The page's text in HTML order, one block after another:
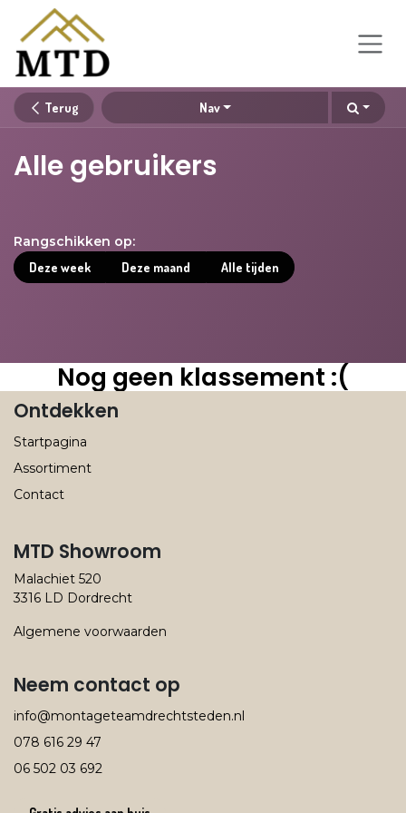
Overslaan naar inhoud
Terug Nav
Alle gebruikers
Rangschikken op:
Deze week Deze maand Alle tijden
Nog geen klassement :(
Ontdekken
Startpagina
Assortiment
Contact
MTD Showroom
Malachiet 520
3316 LD Dordrecht
Algemene voorwaarden
Neem contact op
info@montageteamdrechtsteden.nl
078 616 29 47
06 502 03 692